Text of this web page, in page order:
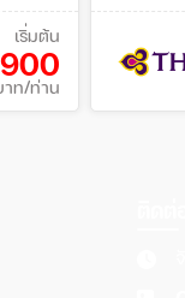
เริ่มต้น
าท/ท่าน